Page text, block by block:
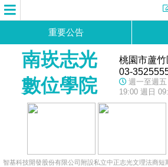
重要公告
南崁志光
數位學院
桃園市蘆
03-
週一至週
19:00 週日
智基科技開發股份有限公司附設私立中正志光文理法商